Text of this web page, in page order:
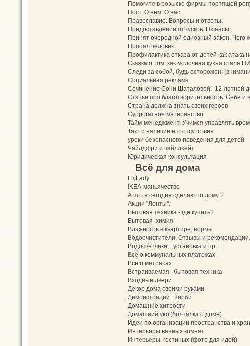
Помогите в розыске фирмы портящей
Пост. О нем. О нас.
Православие. Вопросы и ответы.
Предоставление отпусков. Нюансы.
Принят очередной одиозный закон. Чего
Пропал человек.
Профилактика отказа от детей как атака
Сказка о том, как молочная кухня стала
Следи за собой, будь осторожен!
Социальная реклама
Сочинение Сони Шаталовой, 12-летней
Статьи про благотворительность. Себе и
Страна должна знать своих героев
Суррогатное материнство
Тайм-менеджмент. Учимся управлять
Такт и наличие его отсутствия
уроки безопасного поведения для детей
Чайлдфри и чайлдхейт
Юридическая консультация
Всё для дома
FlyLady
IKEA-маньячество
А что я сегодня сделаю по дому ?
Акции "Ленты".
Бытовая техника - где купить?
Бытовая химия
Влажность в квартире, нормы.
Водоочистители. Отзывы и рекомендации.
Водосчётчики, установка и пр.....
Всё о коммунальных платежах.
Всё о матрасах
Встраиваемая бытовая техника
Входные двери
Декор дома своими руками
Демонстрации Кирби
Домашние хитрости
Домашний уют(болталка о доме)
Идеи по организации пространства и
Интерьеры ванных комнат
Интерьеры гостиных (фото для идей)